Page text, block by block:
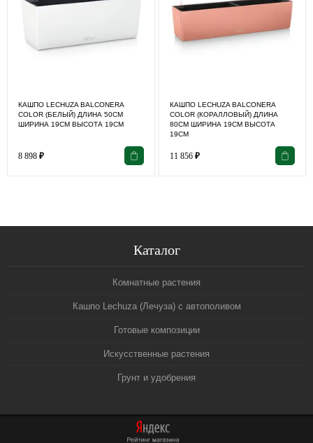
КАШПО LECHUZA BALCONERA
COLOR (БЕЛЫЙ) ДЛИНА 50СМ
ШИРИНА 19СМ ВЫСОТА 19СМ
8 898 ₽
КАШПО LECHUZA BALCONERA
COLOR (КОРАЛЛОВЫЙ) ДЛИНА
80СМ ШИРИНА 19СМ ВЫСОТА
19СМ
11 856 ₽
Каталог
Комнатные растения
Кашпо Lechuza (Лечуза) с автополивом
Готовые композиции
Искусственные растения
Грунт и удобрения